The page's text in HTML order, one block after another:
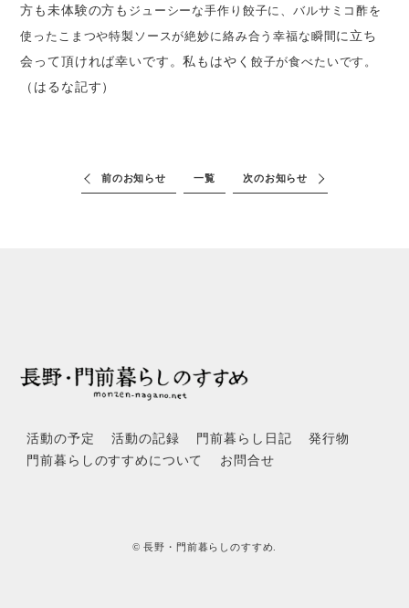
方も未体験の方も ジューシーな手作り餃子に、バルサミコ酢を
使った こまつや特製ソースが絶妙に絡み合う幸福な瞬間 に立ち
会って頂ければ幸いです。私もはやく 餃子が食べたいです。
（はるな記す）
前のお知らせ 一覧 次のお知らせ
活動の予定 活動の記録 門前暮らし日記
発行物
門前暮らしのすすめについて
お問合せ
© 長野・門前暮らしのすすめ.